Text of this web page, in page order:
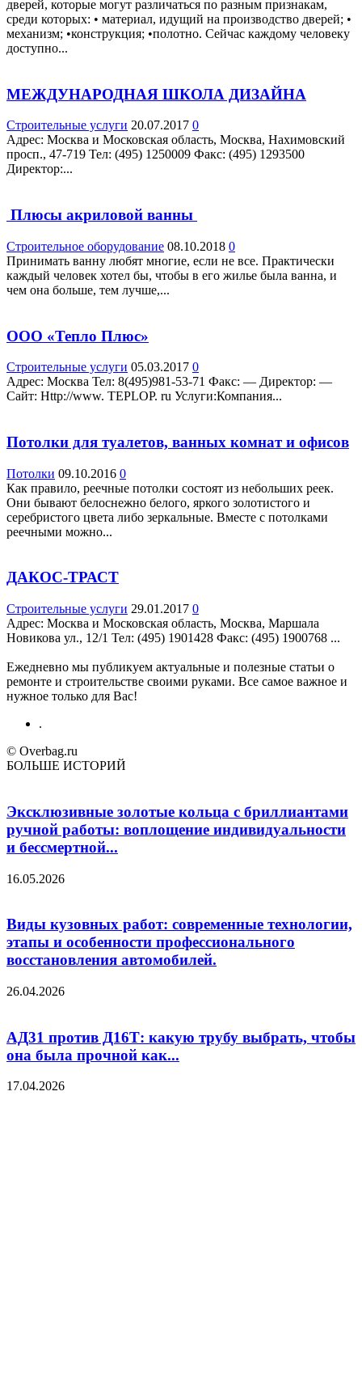
дверей, которые могут различаться по разным признакам,
среди которых: • материал, идущий на производство дверей; •
механизм; •конструкция; •полотно. Сейчас каждому человеку
доступно...
МЕЖДУНАРОДНАЯ ШКОЛА ДИЗАЙНА
Строительные услуги 20.07.2017 0
Адрес: Москва и Московская область, Москва, Нахимовский
просп., 47-719 Teл: (495) 1250009 Факс: (495) 1293500
Директор:...
Плюсы акриловой ванны
Строительное оборудование 08.10.2018 0
Принимать ванну любят многие, если не все. Практически
каждый человек хотел бы, чтобы в его жилье была ванна, и
чем она больше, тем лучше,...
ООО «Тепло Плюс»
Строительные услуги 05.03.2017 0
Адрес: Москва Teл: 8(495)981-53-71 Факс: — Директор: —
Сайт: Http://www. TEPLOP. ru Услуги:Компания...
Потолки для туалетов, ванных комнат и офисов
Потолки 09.10.2016 0
Как правило, реечные потолки состоят из небольших реек.
Они бывают белоснежно белого, яркого золотистого и
серебристого цвета либо зеркальные. Вместе с потолками
реечными можно...
ДАКОС-ТРАСТ
Строительные услуги 29.01.2017 0
Адрес: Москва и Московская область, Москва, Маршала
Новикова ул., 12/1 Teл: (495) 1901428 Факс: (495) 1900768 ...
Ежедневно мы публикуем актуальные и полезные статьи о
ремонте и строительстве своими руками. Все самое важное и
нужное только для Вас!
.
© Overbag.ru
БОЛЬШЕ ИСТОРИЙ
Эксклюзивные золотые кольца с бриллиантами
ручной работы: воплощение индивидуальности
и бессмертной...
16.05.2026
Виды кузовных работ: современные технологии,
этапы и особенности профессионального
восстановления автомобилей.
26.04.2026
АД31 против Д16Т: какую трубу выбрать, чтобы
она была прочной как...
17.04.2026